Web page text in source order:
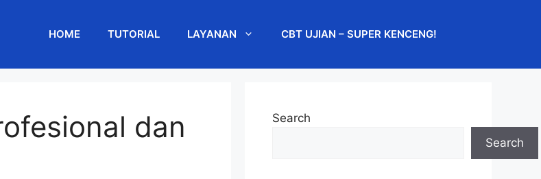
HOME TUTORIAL LAYANAN CBT UJIAN – SUPER KENCENG!
dan
Search
Search